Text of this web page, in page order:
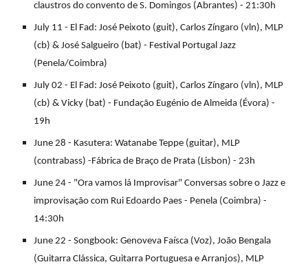
claustros do convento de S. Domingos (Abrantes) - 21:30h
July 11 - El Fad: José Peixoto (guit), Carlos Zíngaro (vln), MLP
(cb) & José Salgueiro (bat) - Festival Portugal Jazz
(Penela/Coimbra)
July 02 - El Fad: José Peixoto (guit), Carlos Zíngaro (vln), MLP
(cb) & Vicky (bat) - Fundação Eugénio de Almeida (Évora) -
19h
June 28 - Kasutera: Watanabe Teppe (guitar), MLP
(contrabass) -Fábrica de Braço de Prata (Lisbon) - 23h
June 24 - "Ora vamos lá Improvisar" Conversas sobre o Jazz e
improvisação com Rui Edoardo Paes - Penela (Coimbra) -
14:30h
June 22 - Songbook: Genoveva Faísca (Voz), João Bengala
(Guitarra Clássica, Guitarra Portuguesa e Arranjos), MLP